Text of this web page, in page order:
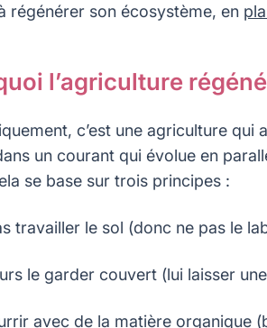
régénérer son écosystème, en
l’agriculture
c’est une agriculture qui
un courant qui évolue en
se base sur trois principes :
travailler le sol (donc ne pas le
le garder couvert (lui laisser
avec de la matière organique